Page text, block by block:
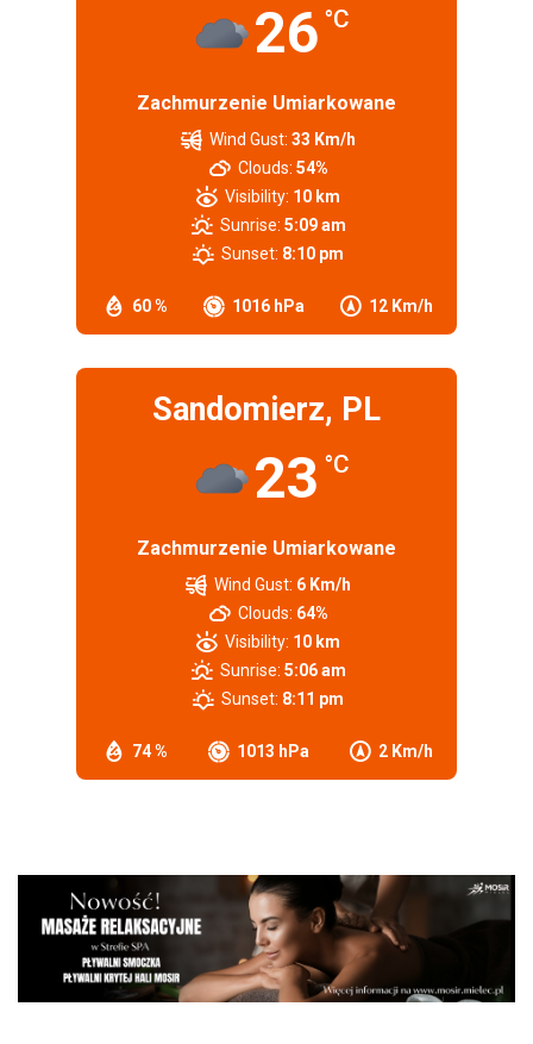
26 °C
Zachmurzenie Umiarkowane
60 % 1016 hPa 12 Km/h
Wind Gust: 33 Km/h
Clouds: 54%
Visibility: 10 km
Sunrise: 5:09 am
Sunset: 8:10 pm
Sandomierz, PL
23 °C
Zachmurzenie Umiarkowane
74 % 1013 hPa 2 Km/h
Wind Gust: 6 Km/h
Clouds: 64%
Visibility: 10 km
Sunrise: 5:06 am
Sunset: 8:11 pm